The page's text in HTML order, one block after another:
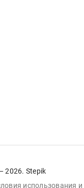
2026. Stepik
использования и